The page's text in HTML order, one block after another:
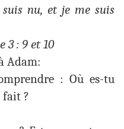
nu, et je me suis
et 10
Adam:
: Où es-tu
fait ?